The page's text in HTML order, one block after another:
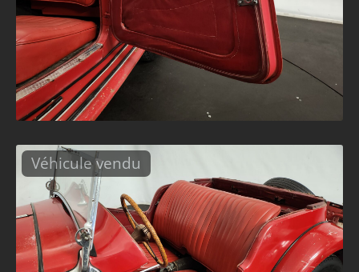
Véhicule vendu